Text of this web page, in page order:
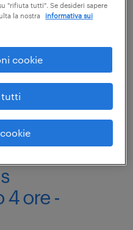
per
per la
ore -
"rifiuta tutti". Se desideri sapere
la nostra
informativa sui
cookie
tutti